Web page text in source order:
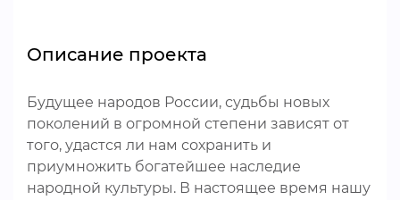
Описание проекта
Будущее народов России, судьбы новых
поколений в огромной степени зависят от
того, удастся ли нам сохранить и
приумножить богатейшее наследие
народной культуры. В настоящее время нашу